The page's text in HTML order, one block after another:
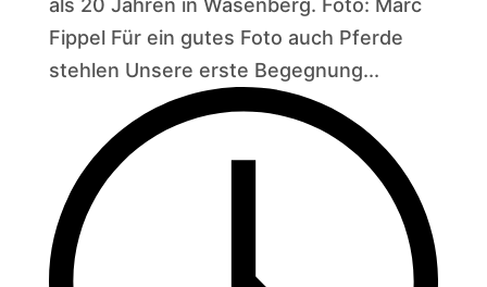
als 20 Jahren in Wasenberg. Foto: Marc
Fippel Für ein gutes Foto auch Pferde
stehlen Unsere erste Begegnung...